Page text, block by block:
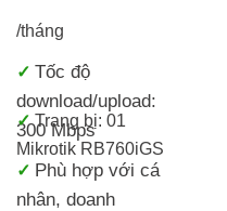
/tháng
✓ Tốc độ
download/upload:
300 Mbps
✓Trang bị: 01
Mikrotik RB760iGS
✓ Phù hợp với cá
nhân, doanh